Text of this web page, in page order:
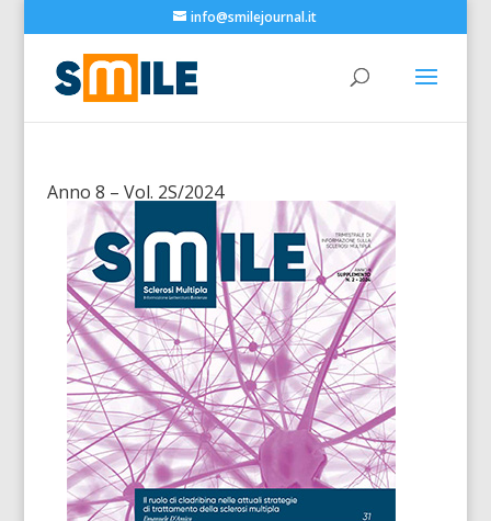
info@smilejournal.it
Anno 8 – Vol. 2S/2024